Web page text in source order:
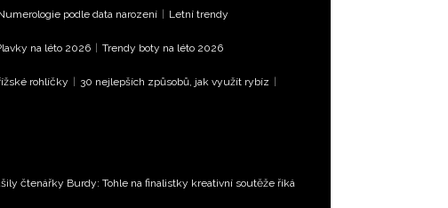
podle data narození | Letní trendy
na léto 2026 | Trendy boty na léto 2026
rohlíčky | 30 nejlepších způsobů, jak využít rybíz |
čtenářky Burdy: Tohle na finalistky kreativní soutěže říká